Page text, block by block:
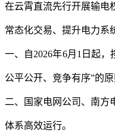
在云霄直流先行开展输电
常态化交易、提升电力系
一、自2026年6月1日起
公平公开、竞争有序”的原
二、国家电网公司、南方
体系高效运行。